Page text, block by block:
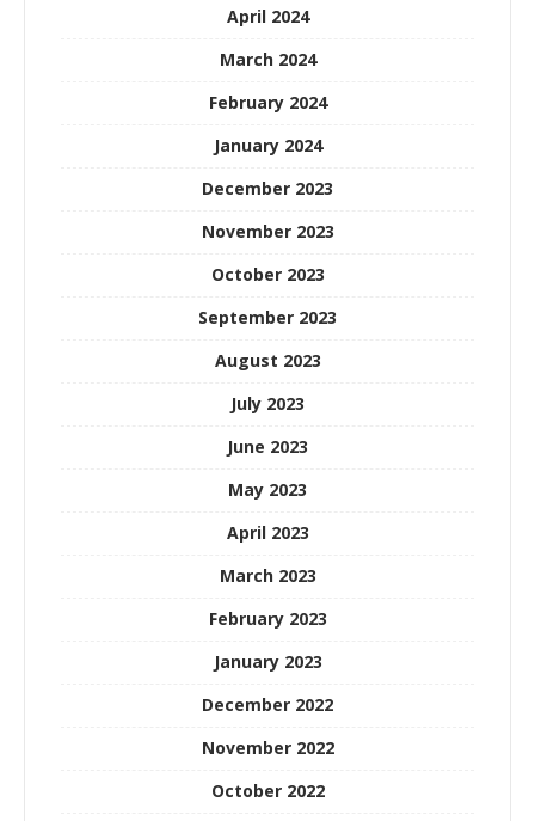
April 2024
March 2024
February 2024
January 2024
December 2023
November 2023
October 2023
September 2023
August 2023
July 2023
June 2023
May 2023
April 2023
March 2023
February 2023
January 2023
December 2022
November 2022
October 2022